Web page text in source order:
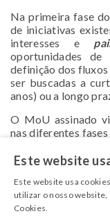
Na primeira fase
de iniciativas
interesses e
oportunidades
definição dos
ser buscadas a
anos) ou a longo
O MoU assinado
nas diferentes
dessa maneira
chances reais de
Este website
Este website usa
utilizar o nosso website,
Cookies.